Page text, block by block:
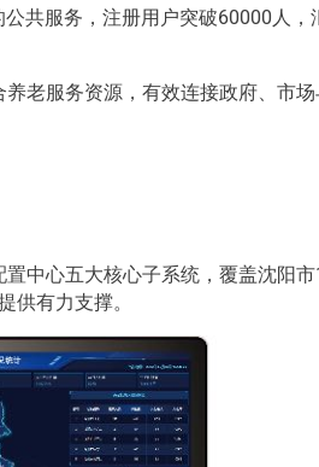
共服务，注册用户突破60000人，
老服务资源，有效连接政府、市
中心五大核心子系统，覆盖沈阳
供有力支撑。